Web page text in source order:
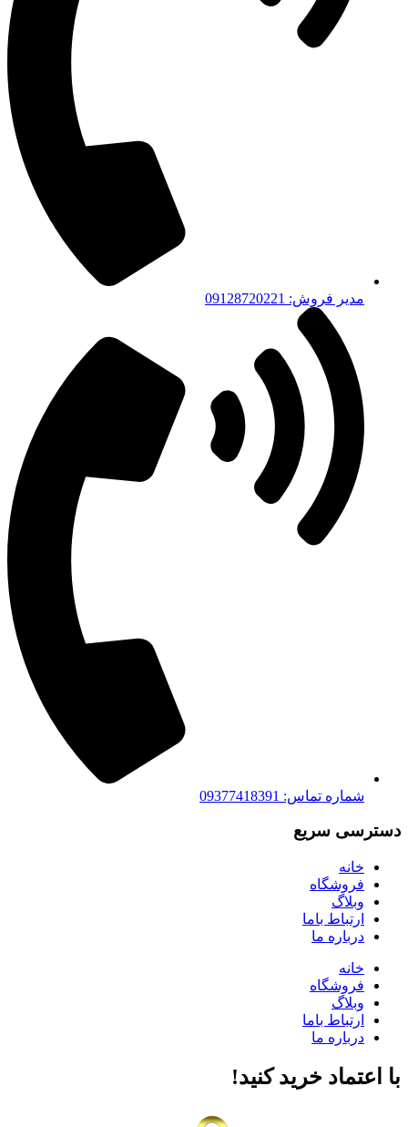
مدیر فروش: 09128720221
شماره تماس: 09377418391
دسترسی سریع
خانه
فروشگاه
وبلاگ
ارتباط باما
درباره ما
خانه
فروشگاه
وبلاگ
ارتباط باما
درباره ما
با اعتماد خرید کنید‌!